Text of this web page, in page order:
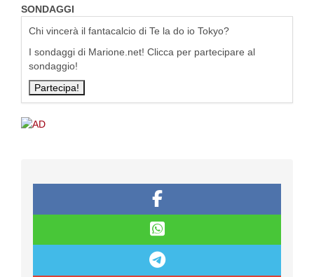
SONDAGGI
Chi vincerà il fantacalcio di Te la do io Tokyo?
I sondaggi di Marione.net! Clicca per partecipare al
sondaggio!